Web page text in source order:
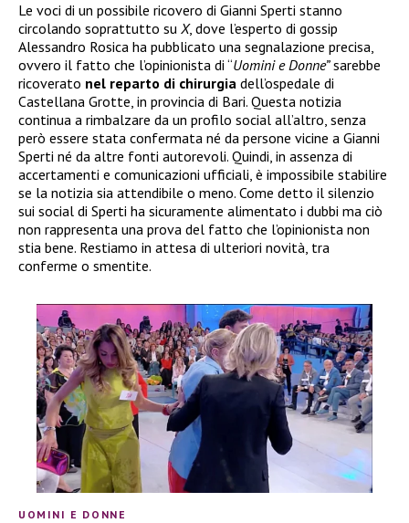
Le voci di un possibile ricovero di Gianni Sperti stanno
circolando soprattutto su X, dove l’esperto di gossip
Alessandro Rosica ha pubblicato una segnalazione precisa,
ovvero il fatto che l’opinionista di “Uomini e Donne”sarebbe
ricoverato nel reparto di chirurgia dell’ospedale di
Castellana Grotte, in provincia di Bari. Questa notizia
continua a rimbalzare da un profilo social all’altro, senza
però essere stata confermata né da persone vicine a Gianni
Sperti né da altre fonti autorevoli. Quindi, in assenza di
accertamenti e comunicazioni ufficiali, è impossibile stabilire
se la notizia sia attendibile o meno. Come detto il silenzio
sui social di Sperti ha sicuramente alimentato i dubbi ma ciò
non rappresenta una prova del fatto che l’opinionista non
stia bene. Restiamo in attesa di ulteriori novità, tra
conferme o smentite.
UOMINI E DONNE